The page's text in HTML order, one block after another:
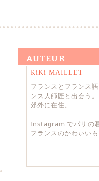
AUTEUR
KiKi MAILLET
フランスとフランス
ンス人師匠と出会う
郊外に在住。
Instagram でパリの
フランスのかわいいも